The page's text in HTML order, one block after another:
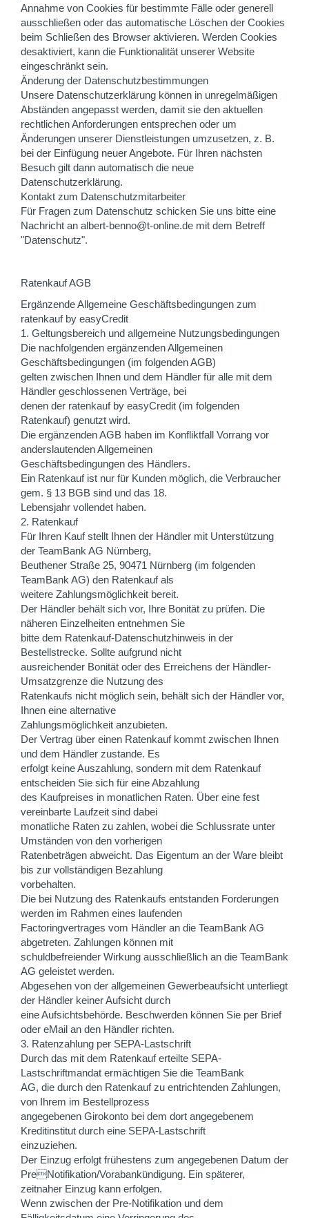
Annahme von Cookies für bestimmte Fälle oder generell
ausschließen oder das automatische Löschen der Cookies
beim Schließen des Browser aktivieren. Werden Cookies
desaktiviert, kann die Funktionalität unserer Website
eingeschränkt sein.
Änderung der Datenschutzbestimmungen
Unsere Datenschutzerklärung können in unregelmäßigen
Abständen angepasst werden, damit sie den aktuellen
rechtlichen Anforderungen entsprechen oder um
Änderungen unserer Dienstleistungen umzusetzen, z. B.
bei der Einfügung neuer Angebote. Für Ihren nächsten
Besuch gilt dann automatisch die neue
Datenschutzerklärung.
Kontakt zum Datenschutzmitarbeiter
Für Fragen zum Datenschutz schicken Sie uns bitte eine
Nachricht an albert-benno@t-online.de mit dem Betreff
"Datenschutz".
Ratenkauf AGB
Ergänzende Allgemeine Geschäftsbedingungen zum
ratenkauf by easyCredit
1. Geltungsbereich und allgemeine Nutzungsbedingungen
Die nachfolgenden ergänzenden Allgemeinen
Geschäftsbedingungen (im folgenden AGB)
gelten zwischen Ihnen und dem Händler für alle mit dem
Händler geschlossenen Verträge, bei
denen der ratenkauf by easyCredit (im folgenden
Ratenkauf) genutzt wird.
Die ergänzenden AGB haben im Konfliktfall Vorrang vor
anderslautenden Allgemeinen
Geschäftsbedingungen des Händlers.
Ein Ratenkauf ist nur für Kunden möglich, die Verbraucher
gem. § 13 BGB sind und das 18.
Lebensjahr vollendet haben.
2. Ratenkauf
Für Ihren Kauf stellt Ihnen der Händler mit Unterstützung
der TeamBank AG Nürnberg,
Beuthener Straße 25, 90471 Nürnberg (im folgenden
TeamBank AG) den Ratenkauf als
weitere Zahlungsmöglichkeit bereit.
Der Händler behält sich vor, Ihre Bonität zu prüfen. Die
näheren Einzelheiten entnehmen Sie
bitte dem Ratenkauf-Datenschutzhinweis in der
Bestellstrecke. Sollte aufgrund nicht
ausreichender Bonität oder des Erreichens der Händler-
Umsatzgrenze die Nutzung des
Ratenkaufs nicht möglich sein, behält sich der Händler vor,
Ihnen eine alternative
Zahlungsmöglichkeit anzubieten.
Der Vertrag über einen Ratenkauf kommt zwischen Ihnen
und dem Händler zustande. Es
erfolgt keine Auszahlung, sondern mit dem Ratenkauf
entscheiden Sie sich für eine Abzahlung
des Kaufpreises in monatlichen Raten. Über eine fest
vereinbarte Laufzeit sind dabei
monatliche Raten zu zahlen, wobei die Schlussrate unter
Umständen von den vorherigen
Ratenbeträgen abweicht. Das Eigentum an der Ware bleibt
bis zur vollständigen Bezahlung
vorbehalten.
Die bei Nutzung des Ratenkaufs entstanden Forderungen
werden im Rahmen eines laufenden
Factoringvertrages vom Händler an die TeamBank AG
abgetreten. Zahlungen können mit
schuldbefreiender Wirkung ausschließlich an die TeamBank
AG geleistet werden.
Abgesehen von der allgemeinen Gewerbeaufsicht unterliegt
der Händler keiner Aufsicht durch
eine Aufsichtsbehörde. Beschwerden können Sie per Brief
oder eMail an den Händler richten.
3. Ratenzahlung per SEPA-Lastschrift
Durch das mit dem Ratenkauf erteilte SEPA-
Lastschriftmandat ermächtigen Sie die TeamBank
AG, die durch den Ratenkauf zu entrichtenden Zahlungen,
von Ihrem im Bestellprozess
angegebenen Girokonto bei dem dort angegebenem
Kreditinstitut durch eine SEPA-Lastschrift
einzuziehen.
Der Einzug erfolgt frühestens zum angegebenen Datum der
PreNotifikation/Vorabankündigung. Ein späterer,
zeitnaher Einzug kann erfolgen.
Wenn zwischen der Pre-Notifikation und dem